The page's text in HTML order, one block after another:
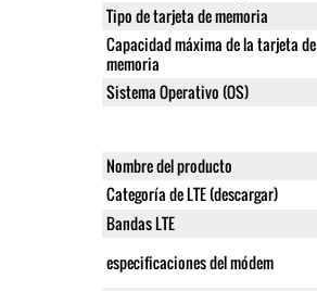
Tipo de tarjeta de memoria
Capacidad máxima de la tarjeta de
memoria
Sistema Operativo (OS)
Nombre del producto
Categoría de LTE (descargar)
Bandas LTE
especificaciones del módem